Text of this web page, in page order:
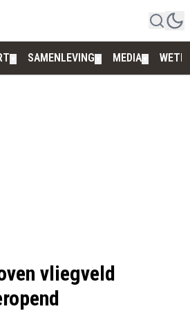
SAMENLEVING MEDIA
vliegveld